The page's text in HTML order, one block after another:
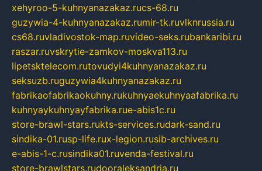
xehyroo-5-kuhnyanazakaz.rucs-68.ru
guzywia-4-kuhnyanazakaz.rumir-tk.ruvlknrussia.ru
cs68.ruvladivostok-map.ruvideo-seks.rubankaribi.ru
raszar.ruvskrytie-zamkov-moskva113.ru
lipetsktelecom.rutovudyi4kuhnyanazakaz.ru
seksuzb.ruguzywia4kuhnyanazakaz.ru
fabrikaofabrikaokuhny.rukuhnyaekuhnyaafabrika.ru
kuhnyaykuhnyayfabrika.rue-abis1c.ru
store-brawl-stars.rukts-services.rudark-sand.ru
sindika-01.rusp-life.rux-legion.rusib-archives.ru
e-abis-1-c.rusindika01.ruvenda-festival.ru
store-brawlstars.rudooraleksandria.ru